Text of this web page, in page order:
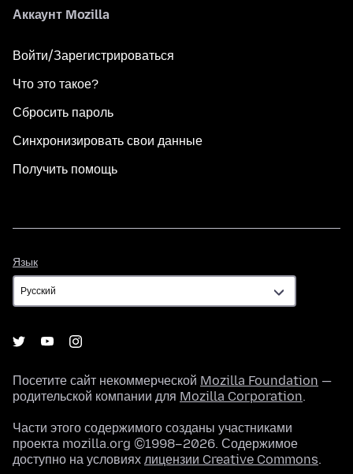
Аккаунт Mozilla
Войти/Зарегистрироваться
Что это такое?
Сбросить пароль
Синхронизировать свои данные
Получить помощь
Язык
Посетите сайт некоммерческой Mozilla Foundation —
родительской компании для Mozilla Corporation.
Части этого содержимого созданы участниками
проекта mozilla.org ©1998–2026. Содержимое
доступно на условиях лицензии Creative Commons.